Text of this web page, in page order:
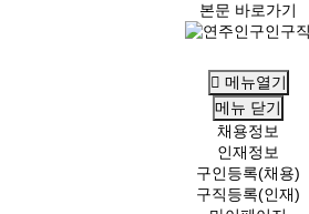
본문 바로가기
메뉴열기
메뉴 닫기
채용정보
인재정보
구인등록(채용)
구직등록(인재)